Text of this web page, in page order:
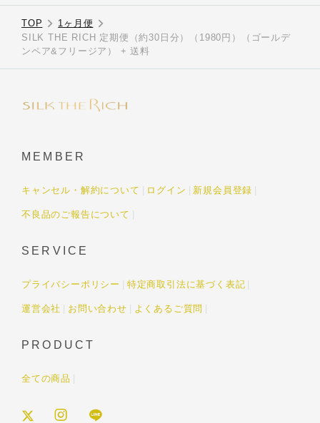
TOP
1ヶ月便
SILK THE RICH 定期便（約30日分）（1980円）（ゴールデ
ンペア&フリージア） + 送料
MEMBER
キャンセル・解約について ログイン 新規会員登録
不良品のご報告について
SERVICE
プライバシーポリシー 特定商取引法に基づく表記
運営会社 お問い合わせ よくあるご質問
PRODUCT
全ての商品